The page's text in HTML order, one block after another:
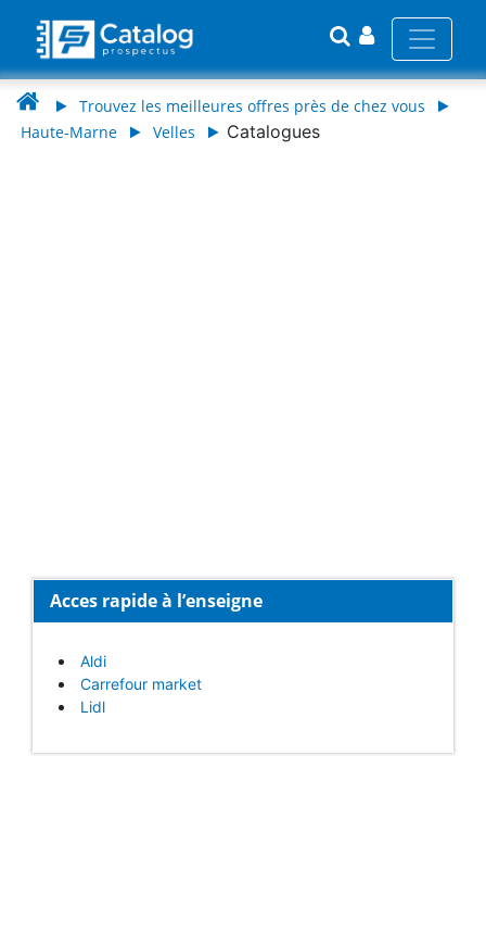
Trouvez les meilleures offres près de chez vous
Haute-Marne
Velles Catalogues
Acces rapide à l’enseigne
Aldi
Carrefour market
Lidl